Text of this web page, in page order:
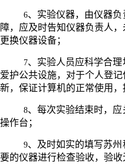
6、实验仪器，由仪器
障，应及时告知仪器负责人
更换仪器设备；
7、实验人员应科学合
爱护公共设施，对于个人登
新，保证计算机的正常使用，
8、每次实验结束时，
操作台；
9、及时如实的填写苏
要的仪器进行检查验收，验收